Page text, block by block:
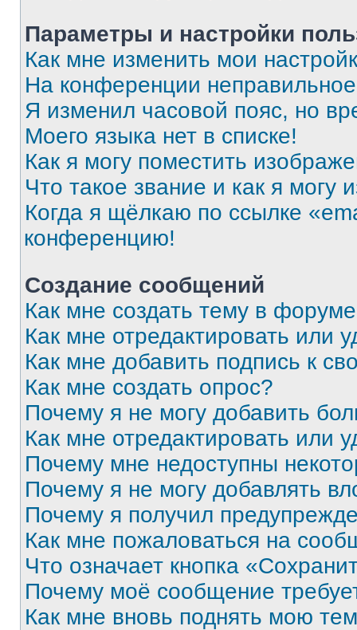
Параметры и настройки
Как мне изменить мои
На конференции
Я изменил часовой пояс, но
Моего языка нет в списке!
Как я могу поместить
Что такое звание и как я могу
Когда я щёлкаю по ссылке
конференцию!
Создание сообщений
Как мне создать тему в
Как мне отредактировать или
Как мне добавить подпись к
Как мне создать опрос?
Почему я не могу добавить
Как мне отредактировать или
Почему мне недоступны
Почему я не могу добавлять
Почему я получил
Как мне пожаловаться на
Что означает кнопка
Почему моё сообщение
Как мне вновь поднять мою